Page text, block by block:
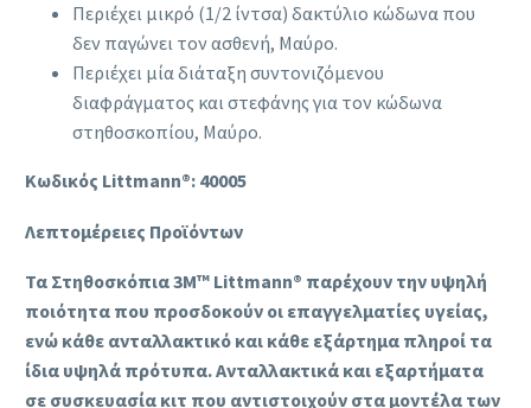
Περιέχει μικρό (1/2 ίντσα) δακτύλιο κώδωνα που
δεν παγώνει τον ασθενή, Μαύρο.
Περιέχει μία διάταξη συντονιζόμενου
διαφράγματος και στεφάνης για τον κώδωνα
στηθοσκοπίου, Μαύρο.
Κωδικός Littmann®: 40005
Λεπτομέρειες Προϊόντων
Τα Στηθοσκόπια 3M™ Littmann® παρέχουν την υψηλή
ποιότητα που προσδοκούν οι επαγγελματίες υγείας,
ενώ κάθε ανταλλακτικό και κάθε εξάρτημα πληροί τα
ίδια υψηλά πρότυπα. Ανταλλακτικά και εξαρτήματα
σε συσκευασία κιτ που αντιστοιχούν στα μοντέλα των